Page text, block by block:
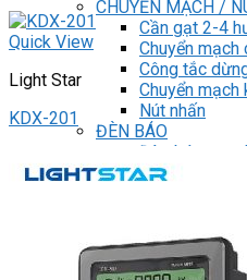
CHUYỂN MẠCH /
Cần gạt 2-4
Chuyển mạch
Công tắc
Chuyển mạch
Nút nhấn
ĐÈN BÁO
Đèn báo
Đèn báo quay
Can nhiệt
Quick View
Light Star
KDX-201